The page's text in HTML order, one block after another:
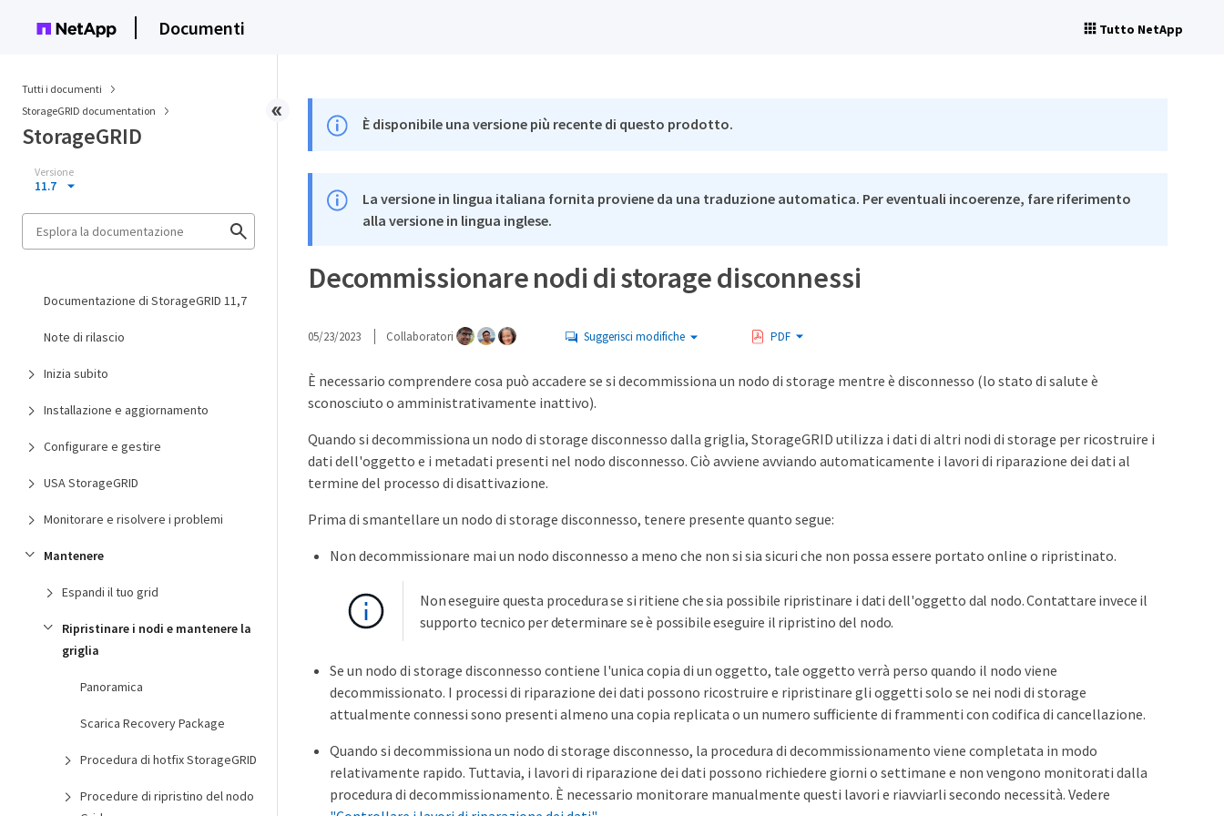
Documenti Tutto NetApp
Tutti i documenti
StorageGRID documentation
StorageGRID
Versione
11.7
Documentazione di StorageGRID 11,7
Note di rilascio
Inizia subito
Installazione e aggiornamento
Configurare e gestire
USA StorageGRID
Monitorare e risolvere i problemi
Mantenere
Espandi il tuo grid
Ripristinare i nodi e mantenere la
griglia
Panoramica
Scarica Recovery Package
Procedura di hotfix StorageGRID
Procedure di ripristino del nodo
È disponibile una versione più recente di questo prodotto.
La versione in lingua italiana fornita proviene da una traduzione automatica. Per eventuali incoerenze, fare riferimento
alla versione in lingua inglese.
Decommissionare nodi di storage disconnessi
05/23/2023 Collaboratori Suggerisci modifiche PDF
È necessario comprendere cosa può accadere se si decommissiona un nodo di storage mentre è disconnesso (lo stato di salute è
sconosciuto o amministrativamente inattivo).
Quando si decommissiona un nodo di storage disconnesso dalla griglia, StorageGRID utilizza i dati di altri nodi di storage per ricostruire i
dati dell'oggetto e i metadati presenti nel nodo disconnesso. Ciò avviene avviando automaticamente i lavori di riparazione dei dati al
termine del processo di disattivazione.
Prima di smantellare un nodo di storage disconnesso, tenere presente quanto segue:
Non decommissionare mai un nodo disconnesso a meno che non si sia sicuri che non possa essere portato online o ripristinato.
Non eseguire questa procedura se si ritiene che sia possibile ripristinare i dati dell'oggetto dal nodo. Contattare invece il
supporto tecnico per determinare se è possibile eseguire il ripristino del nodo.
Se un nodo di storage disconnesso contiene l'unica copia di un oggetto, tale oggetto verrà perso quando il nodo viene
decommissionato. I processi di riparazione dei dati possono ricostruire e ripristinare gli oggetti solo se nei nodi di storage
attualmente connessi sono presenti almeno una copia replicata o un numero sufficiente di frammenti con codifica di cancellazione.
Quando si decommissiona un nodo di storage disconnesso, la procedura di decommissionamento viene completata in modo
relativamente rapido. Tuttavia, i lavori di riparazione dei dati possono richiedere giorni o settimane e non vengono monitorati dalla
procedura di decommissionamento. È necessario monitorare manualmente questi lavori e riavviarli secondo necessità. Vedere